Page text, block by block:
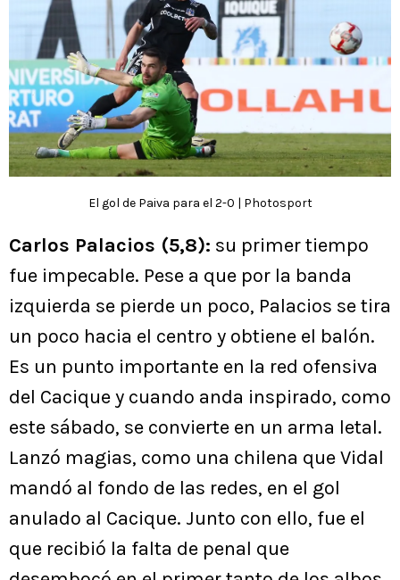
El gol de Paiva para el 2-0 | Photosport
Carlos Palacios (5,8): su primer tiempo
fue impecable. Pese a que por la banda
izquierda se pierde un poco, Palacios se tira
un poco hacia el centro y obtiene el balón.
Es un punto importante en la red ofensiva
del Cacique y cuando anda inspirado, como
este sábado, se convierte en un arma letal.
Lanzó magias, como una chilena que Vidal
mandó al fondo de las redes, en el gol
anulado al Cacique. Junto con ello, fue el
que recibió la falta de penal que